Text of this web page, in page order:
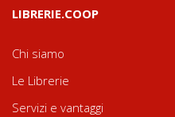
LIBRERIE.COOP
Chi siamo
Le Librerie
Servizi e vantaggi